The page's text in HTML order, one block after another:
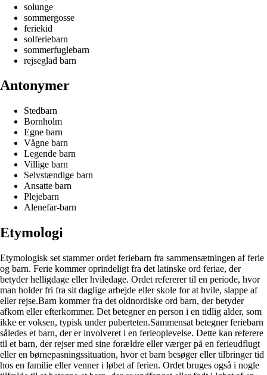
solunge
sommergosse
feriekid
solferiebarn
sommerfuglebarn
rejseglad barn
Antonymer
Stedbarn
Bornholm
Egne barn
Vågne barn
Legende barn
Villige barn
Selvstændige barn
Ansatte barn
Plejebarn
Alenefar-barn
Etymologi
Etymologisk set stammer ordet feriebarn fra sammensætningen af ferie
og barn. Ferie kommer oprindeligt fra det latinske ord feriae, der
betyder helligdage eller hviledage. Ordet refererer til en periode, hvor
man holder fri fra sit daglige arbejde eller skole for at hvile, slappe af
eller rejse.Barn kommer fra det oldnordiske ord barn, der betyder
afkom eller efterkommer. Det betegner en person i en tidlig alder, som
ikke er voksen, typisk under puberteten.Sammensat betegner feriebarn
således et barn, der er involveret i en ferieoplevelse. Dette kan referere
til et barn, der rejser med sine forældre eller værger på en ferieudflugt
eller en børnepasningssituation, hvor et barn besøger eller tilbringer tid
hos en familie eller venner i løbet af ferien. Ordet bruges også i nogle